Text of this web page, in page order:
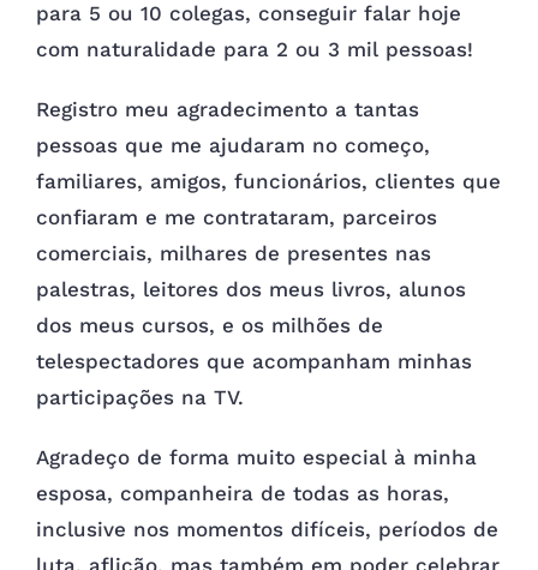
para 5 ou 10 colegas, conseguir falar hoje
com naturalidade para 2 ou 3 mil pessoas!
Registro meu agradecimento a tantas
pessoas que me ajudaram no começo,
familiares, amigos, funcionários, clientes que
confiaram e me contrataram, parceiros
comerciais, milhares de presentes nas
palestras, leitores dos meus livros, alunos
dos meus cursos, e os milhões de
telespectadores que acompanham minhas
participações na TV.
Agradeço de forma muito especial à minha
esposa, companheira de todas as horas,
inclusive nos momentos difíceis, períodos de
luta, aflição, mas também em poder celebrar